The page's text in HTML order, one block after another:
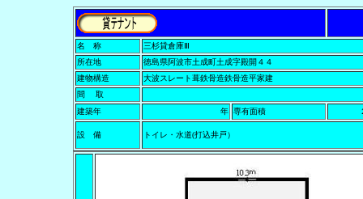
名 称
三杉貸倉庫Ⅲ
所在地
徳島県阿波市土成町土成字殿開４４
建物構造
大波スレート葺鉄骨造鉄骨造平家建
間 取
建築年
年 専有面積
設 備 トイレ・水道(打込井戸）